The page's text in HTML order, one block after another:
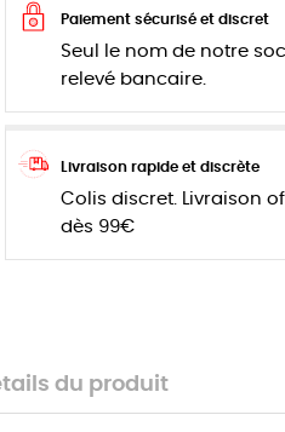
Paiement sécurisé et discret
Seul le nom de notre
relevé bancaire.
Livraison rapide et discrète
Colis discret. Livraison
dès 99€
du produit